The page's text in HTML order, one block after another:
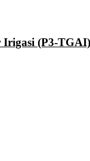
Irigasi (P3-